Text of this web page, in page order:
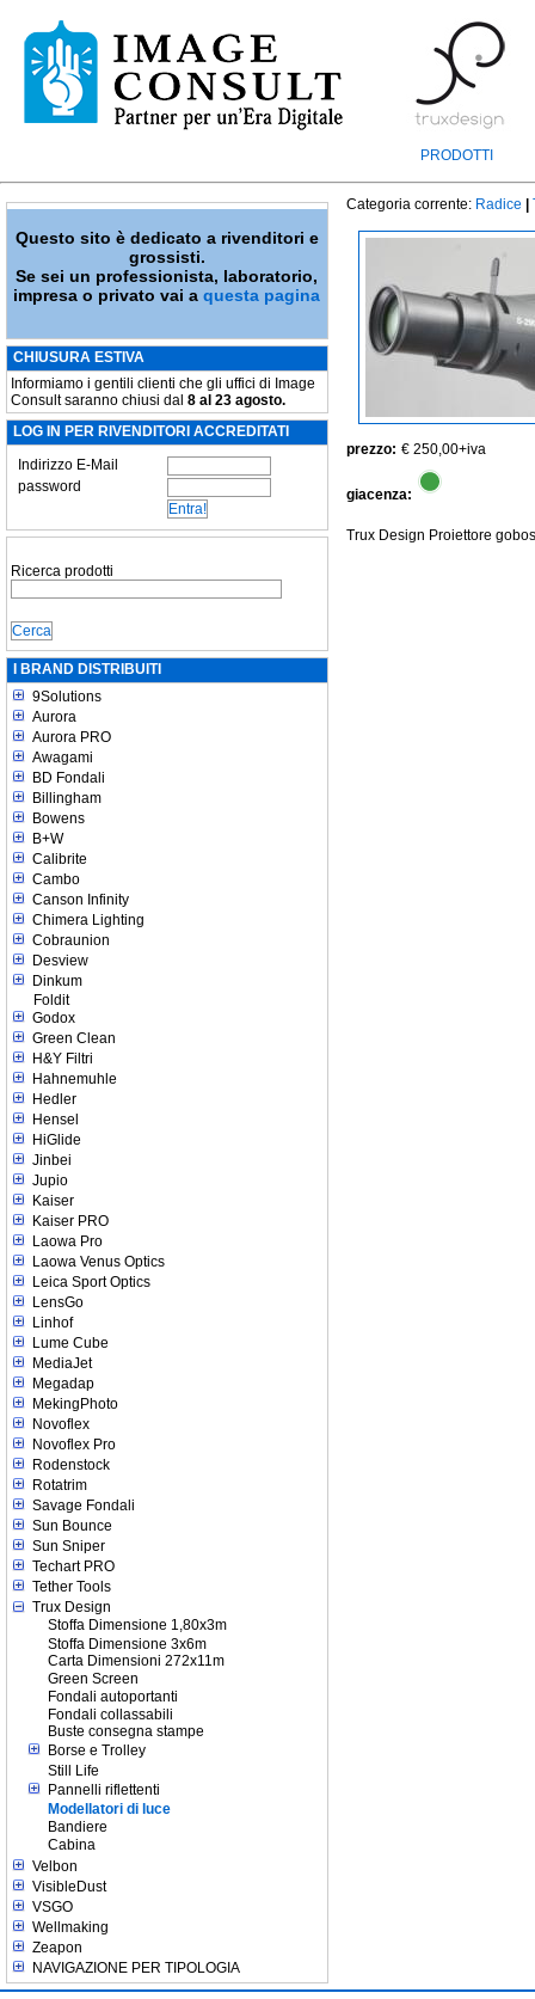
PRODOTTI
Questo sito è dedicato a rivenditori e
grossisti.
Se sei un professionista, laboratorio,
impresa o privato vai aquesta pagina
CHIUSURA ESTIVA
Informiamo i gentili clienti che gli uffici di Image
Consult saranno chiusi dal 8 al 23 agosto.
LOG IN PER RIVENDITORI ACCREDITATI
Indirizzo E-Mail
password
Ricerca prodotti
I BRAND DISTRIBUITI
9Solutions
Aurora
Aurora PRO
Awagami
BD Fondali
Billingham
Bowens
B+W
Calibrite
Cambo
Canson Infinity
Chimera Lighting
Cobraunion
Desview
Dinkum
Foldit
Godox
Green Clean
H&Y Filtri
Hahnemuhle
Hedler
Hensel
HiGlide
Jinbei
Jupio
Kaiser
Kaiser PRO
Laowa Pro
Laowa Venus Optics
Leica Sport Optics
LensGo
Linhof
Lume Cube
MediaJet
Megadap
MekingPhoto
Novoflex
Novoflex Pro
Rodenstock
Rotatrim
Savage Fondali
Sun Bounce
Sun Sniper
Techart PRO
Tether Tools
Trux Design
Stoffa Dimensione 1,80x3m
Stoffa Dimensione 3x6m
Carta Dimensioni 272x11m
Green Screen
Fondali autoportanti
Fondali collassabili
Buste consegna stampe
Borse e Trolley
Still Life
Pannelli riflettenti
Modellatori di luce
Bandiere
Cabina
Velbon
VisibleDust
VSGO
Wellmaking
Zeapon
NAVIGAZIONE PER TIPOLOGIA
Categoria corrente: Radice
prezzo: € 250,00+iva
giacenza:
Trux Design Proiettore